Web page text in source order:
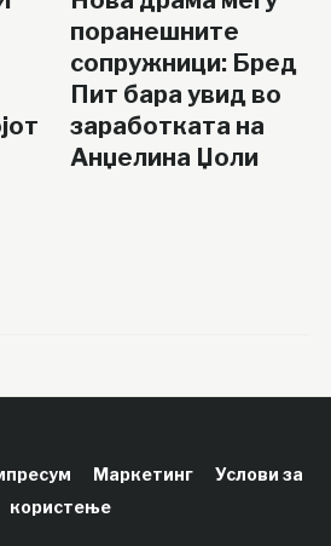
поранешните
сопружници: Бред
Пит бара увид во
заработката на
Анџелина Џоли
Маркетинг
Услови за
користење